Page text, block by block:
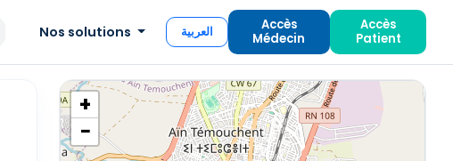
Nos solutions العربية
Accès
Médecin
Accès
Patient
+
−